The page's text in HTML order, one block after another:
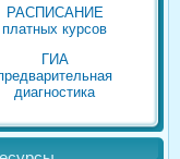
РАСПИСАНИЕ
платных курсов
ГИА
диагностика